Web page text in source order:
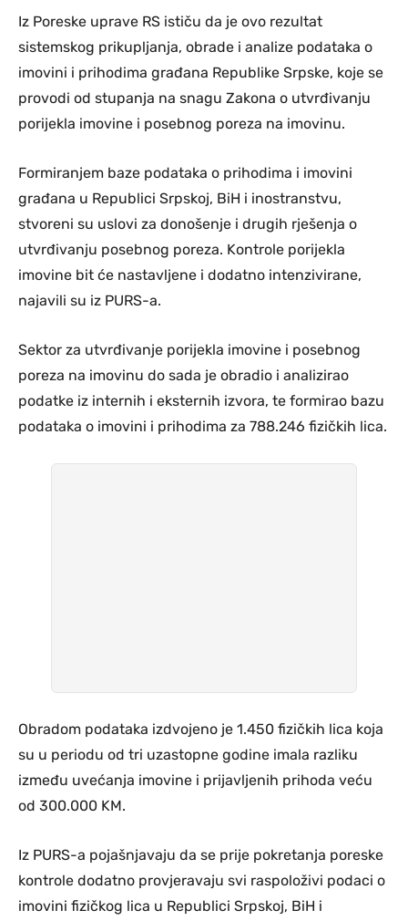
Iz Poreske uprave RS ističu da je ovo rezultat
sistemskog prikupljanja, obrade i analize podataka o
imovini i prihodima građana Republike Srpske, koje se
provodi od stupanja na snagu Zakona o utvrđivanju
porijekla imovine i posebnog poreza na imovinu.
Formiranjem baze podataka o prihodima i imovini
građana u Republici Srpskoj, BiH i inostranstvu,
stvoreni su uslovi za donošenje i drugih rješenja o
utvrđivanju posebnog poreza. Kontrole porijekla
imovine bit će nastavljene i dodatno intenzivirane,
najavili su iz PURS-a.
Sektor za utvrđivanje porijekla imovine i posebnog
poreza na imovinu do sada je obradio i analizirao
podatke iz internih i eksternih izvora, te formirao bazu
podataka o imovini i prihodima za 788.246 fizičkih lica.
Obradom podataka izdvojeno je 1.450 fizičkih lica koja
su u periodu od tri uzastopne godine imala razliku
između uvećanja imovine i prijavljenih prihoda veću
od 300.000 KM.
Iz PURS-a pojašnjavaju da se prije pokretanja poreske
kontrole dodatno provjeravaju svi raspoloživi podaci o
imovini fizičkog lica u Republici Srpskoj, BiH i